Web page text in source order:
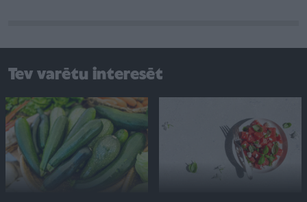
Tev varētu interesēt